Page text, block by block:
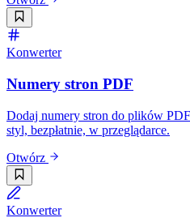
Konwerter
Numery stron PDF
Dodaj numery stron do plików
styl, bezpłatnie, w przeglądarce.
Otwórz
Konwerter